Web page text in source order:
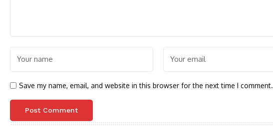
Save my name, email, and website in this browser for the next time I comment.